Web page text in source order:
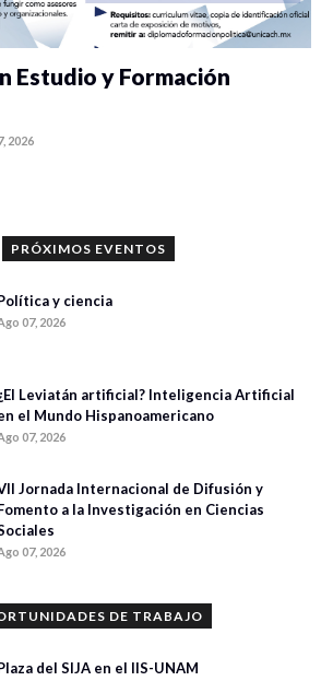
Estudio y Formación
2026
PRÓXIMOS EVENTOS
y ciencia
07, 2026
Leviatán artificial? Inteligencia Artificial
el Mundo Hispanoamericano
07, 2026
Jornada Internacional de Difusión y
a la Investigación en Ciencias
07, 2026
DE TRABAJO
del SIJA en el IIS-UNAM